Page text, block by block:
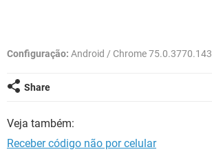
Configuração: Android / Chrome 75.0.3770.143
Share
Veja também:
Receber código não por celular